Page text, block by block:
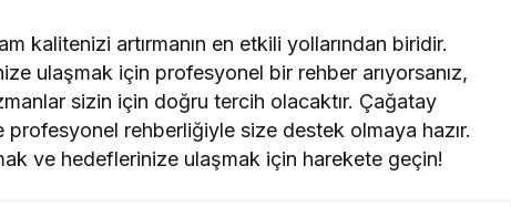
kalitenizi artırmanın en etkili yollarından biridir.
ulaşmak için profesyonel bir rehber arıyorsanız,
sizin için doğru tercih olacaktır. Çağatay
rehberliğiyle size destek olmaya hazır.
ve hedeflerinize ulaşmak için harekete geçin!